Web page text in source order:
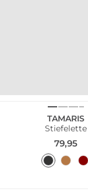
TAMARIS
Stiefelette
79,95